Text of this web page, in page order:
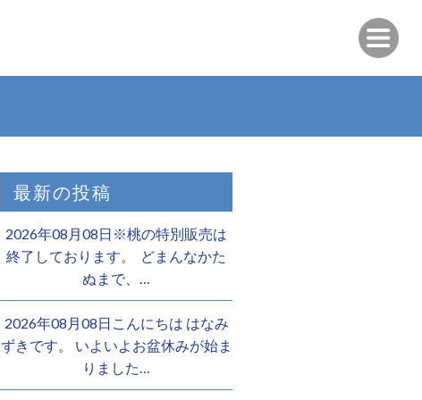
最新の投稿
2026年08月08日※桃の特別販売は
終了しております。 ️ どまんなかた
ぬまで、…
2026年08月08日こんにちは はなみ
ずきです。 いよいよお盆休みが始ま
りました…